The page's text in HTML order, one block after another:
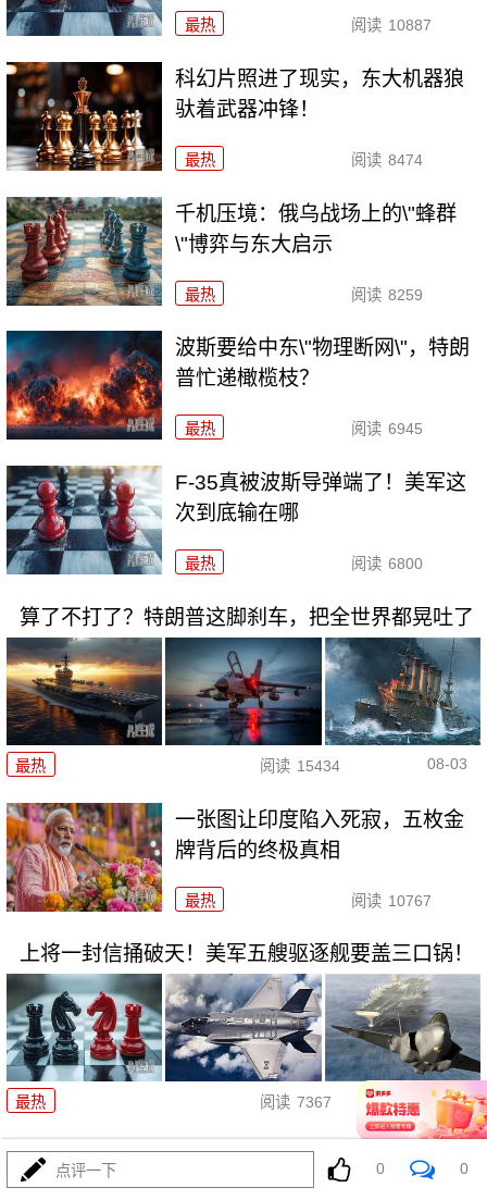
最热 阅读 10887
科幻片照进了现实，东大机器狼
驮着武器冲锋！
最热 阅读 8474
千机压境：俄乌战场上的\"蜂群
\"博弈与东大启示
最热 阅读 8259
波斯要给中东\"物理断网\"，特朗
普忙递橄榄枝？
最热 阅读 6945
F-35真被波斯导弹端了！美军这
次到底输在哪
最热 阅读 6800
算了不打了？特朗普这脚刹车，把全世界都晃吐了
最热 阅读 15434 08-03
一张图让印度陷入死寂，五枚金
牌背后的终极真相
最热 阅读 10767
上将一封信捅破天！美军五艘驱逐舰要盖三口锅！
最热 阅读 7367 08-03
特朗普要对伊朗动手？最狠的还没来，最骚的来了
点评一下 0 0